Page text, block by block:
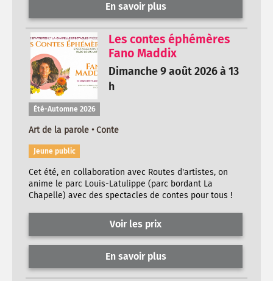
En savoir plus
Les contes éphémères
Fano Maddix
Dimanche 9 août 2026 à 13
h
Été-Automne 2026
Art de la parole • Conte
Jeune public
Cet été, en collaboration avec Routes d'artistes, on
anime le parc Louis-Latulippe (parc bordant La
Chapelle) avec des spectacles de contes pour tous !
Voir les prix
En savoir plus